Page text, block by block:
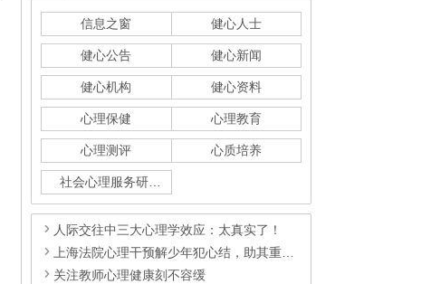
信息之窗 健心人士
健心公告 健心新闻
健心机构 健心资料
心理保健 心理教育
心理测评 心质培养
人际交往中三大心理学效应：太真实了！
上海法院心理干预解少年犯心结，助其重新融入
关注教师心理健康刻不容缓